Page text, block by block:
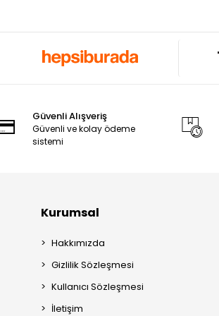
Güvenli Alışveriş
Güvenli ve kolay ödeme
sistemi
Kurumsal
Hakkımızda
Gizlilik Sözleşmesi
Kullanıcı Sözleşmesi
İletişim